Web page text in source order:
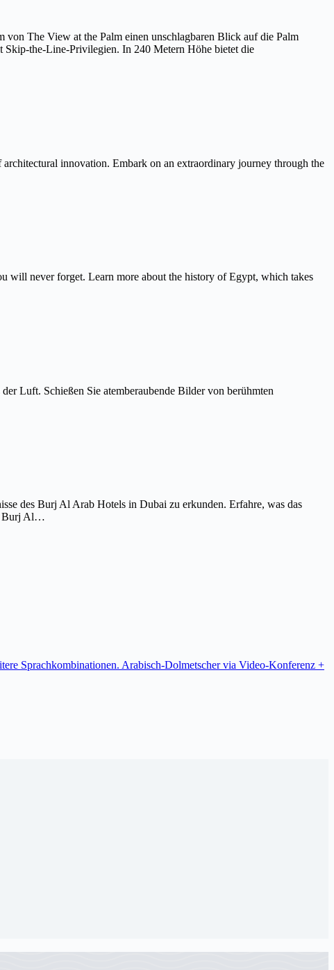
The View at the Palm einen unschlagbaren Blick auf die Palm
Skip-the-Line-Privilegien. In 240 Metern Höhe bietet die
innovation. Embark on an extraordinary journey through the
will never forget. Learn more about the history of Egypt, which takes
Luft. Schießen Sie atemberaubende Bilder von berühmten
des Burj Al Arab Hotels in Dubai zu erkunden. Erfahre, was das
Burj Al…
Sprachkombinationen. Arabisch-Dolmetscher via Video-Konferenz +